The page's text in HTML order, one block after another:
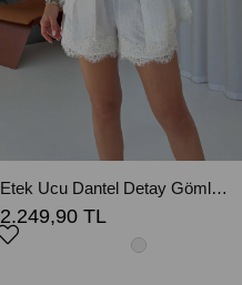
Etek Ucu Dantel Detay Gömlek & Şort Takım - Beyaz
2.249,90 TL